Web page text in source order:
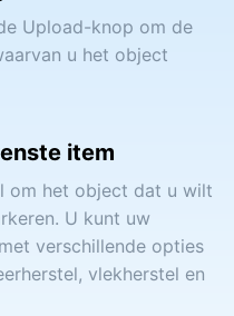
Upload-knop om de
u het object
item
om het object dat u wilt
U kunt uw
verschillende opties
vlekherstel en